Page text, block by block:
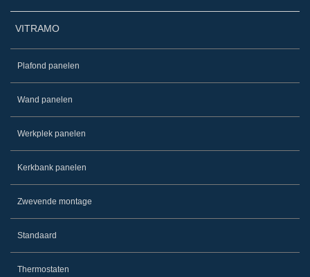
VITRAMO
Plafond panelen
Wand panelen
Werkplek panelen
Kerkbank panelen
Zwevende montage
Standaard
Thermostaten